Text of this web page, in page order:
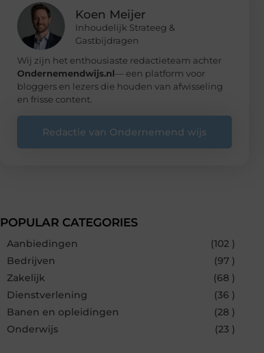
Koen Meijer
Inhoudelijk Strateeg &
Gastbijdragen
Wij zijn het enthousiaste redactieteam achter
Ondernemendwijs.nl— een platform voor
bloggers en lezers die houden van afwisseling
en frisse content.
Redactie van Ondernemend wijs
POPULAR CATEGORIES
Aanbiedingen
(102 )
Bedrijven
(97 )
Zakelijk
(68 )
Dienstverlening
(36 )
Banen en opleidingen
(28 )
Onderwijs
(23 )